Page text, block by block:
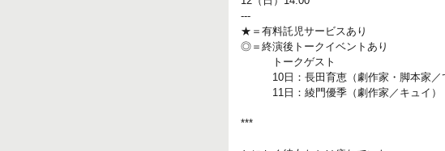
---
★＝有料託児サービスあり
◎＝終演後トークイベントあり
トークゲスト
10日：長田育恵（劇作家・脚本家／
11日：綾門優季（劇作家／キュイ）
***